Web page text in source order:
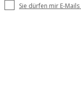
Sie dürfen mir E-